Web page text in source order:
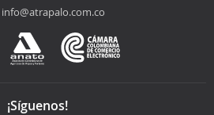
info@atrapalo.com.co
¡Síguenos!